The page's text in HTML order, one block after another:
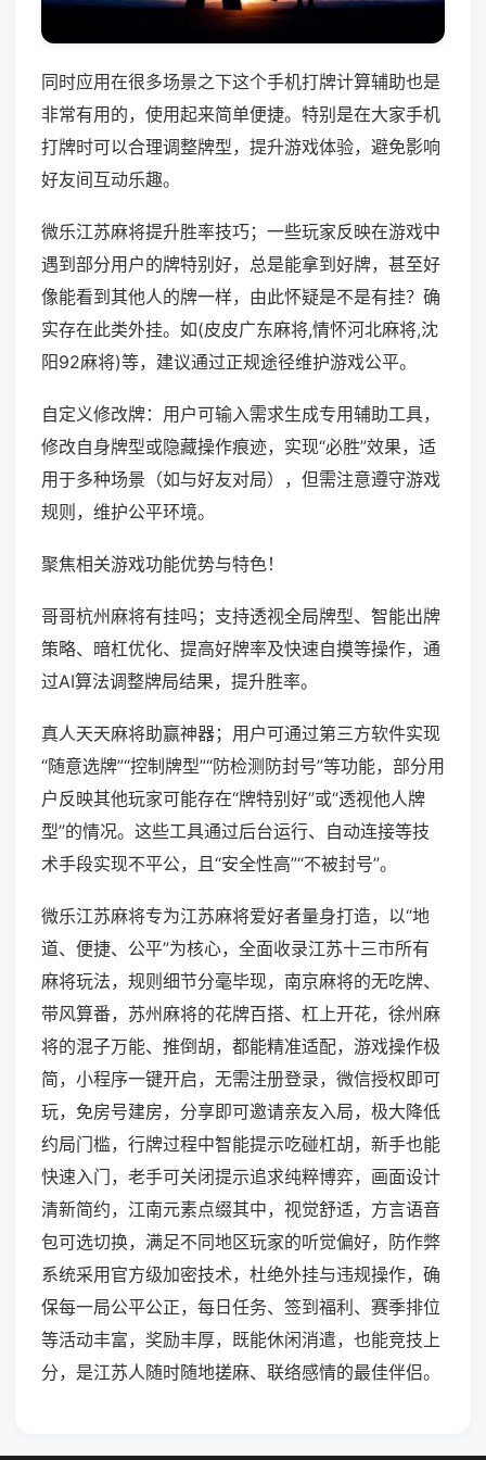
同时应用在很多场景之下这个手机打牌计算辅助也是
非常有用的，使用起来简单便捷。特别是在大家手机
打牌时可以合理调整牌型，提升游戏体验，避免影响
好友间互动乐趣。
微乐江苏麻将提升胜率技巧；一些玩家反映在游戏中
遇到部分用户的牌特别好，总是能拿到好牌，甚至好
像能看到其他人的牌一样，由此怀疑是不是有挂？确
实存在此类外挂。如(皮皮广东麻将,情怀河北麻将,沈
阳92麻将)等，建议通过正规途径维护游戏公平。
自定义修改牌：用户可输入需求生成专用辅助工具，
修改自身牌型或隐藏操作痕迹，实现“必胜”效果，适
用于多种场景（如与好友对局），但需注意遵守游戏
规则，维护公平环境。
聚焦相关游戏功能优势与特色！
哥哥杭州麻将有挂吗；支持透视全局牌型、智能出牌
策略、暗杠优化、提高好牌率及快速自摸等操作，通
过AI算法调整牌局结果，提升胜率。
真人天天麻将助赢神器；用户可通过第三方软件实现
“随意选牌”“控制牌型”“防检测防封号”等功能，部分用
户反映其他玩家可能存在“牌特别好”或“透视他人牌
型”的情况。这些工具通过后台运行、自动连接等技
术手段实现不平公，且“安全性高”“不被封号”。
微乐江苏麻将专为江苏麻将爱好者量身打造，以“地
道、便捷、公平”为核心，全面收录江苏十三市所有
麻将玩法，规则细节分毫毕现，南京麻将的无吃牌、
带风算番，苏州麻将的花牌百搭、杠上开花，徐州麻
将的混子万能、推倒胡，都能精准适配，游戏操作极
简，小程序一键开启，无需注册登录，微信授权即可
玩，免房号建房，分享即可邀请亲友入局，极大降低
约局门槛，行牌过程中智能提示吃碰杠胡，新手也能
快速入门，老手可关闭提示追求纯粹博弈，画面设计
清新简约，江南元素点缀其中，视觉舒适，方言语音
包可选切换，满足不同地区玩家的听觉偏好，防作弊
系统采用官方级加密技术，杜绝外挂与违规操作，确
保每一局公平公正，每日任务、签到福利、赛季排位
等活动丰富，奖励丰厚，既能休闲消遣，也能竞技上
分，是江苏人随时随地搓麻、联络感情的最佳伴侣。